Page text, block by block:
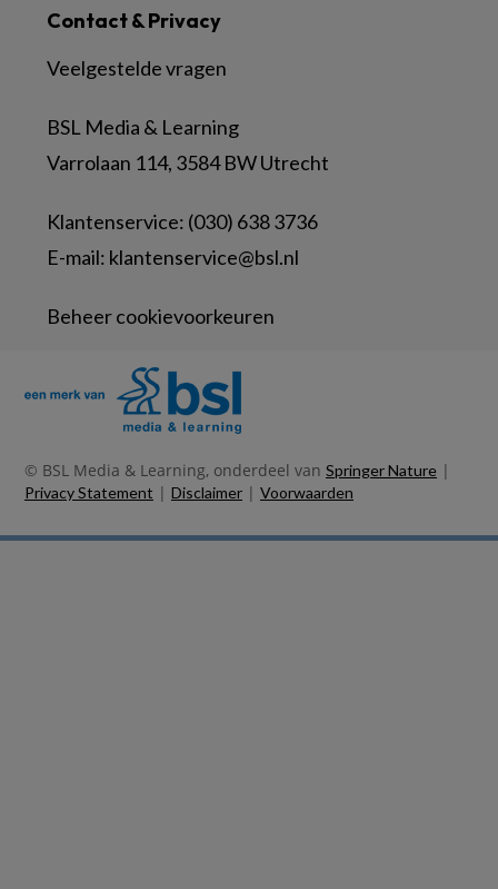
Contact & Privacy
Veelgestelde vragen
BSL Media & Learning
Varrolaan 114, 3584 BW Utrecht
Klantenservice: (030) 638 3736
E-mail: klantenservice@bsl.nl
Beheer cookievoorkeuren
© BSL Media & Learning, onderdeel van Springer Nature |
Privacy Statement | Disclaimer | Voorwaarden